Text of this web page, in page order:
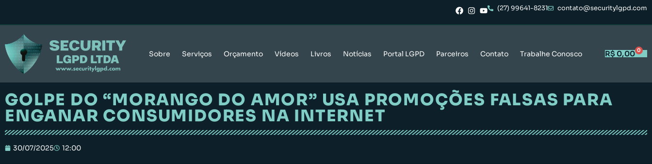
(27) 99641-8231 contato@securitylgpd.com
Sobre Serviços Orçamento Vídeos Livros Notícias Portal LGPD Parceiros Contato Trabalhe Conosco R$ 0,00 0
GOLPE DO “MORANGO DO AMOR” USA PROMOÇÕES FALSAS PARA
ENGANAR CONSUMIDORES NA INTERNET
30/07/2025 12:00